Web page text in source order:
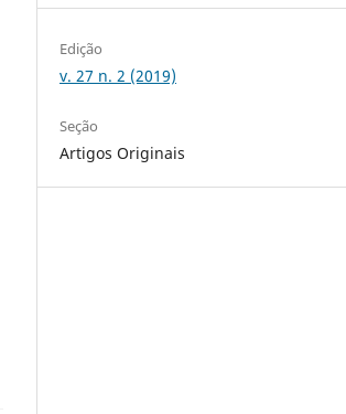
Edição
v. 27 n. 2 (2019)
Seção
Artigos Originais